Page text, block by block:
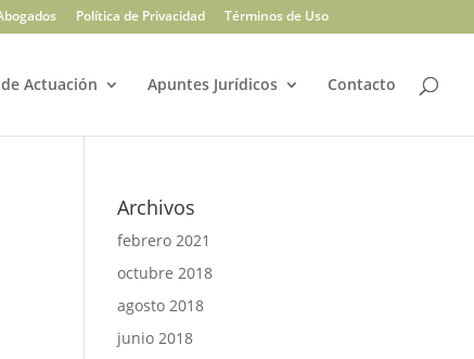
Política de Privacidad Términos de Uso
Actuación Apuntes Jurídicos Contacto
Archivos
febrero 2021
octubre 2018
agosto 2018
junio 2018